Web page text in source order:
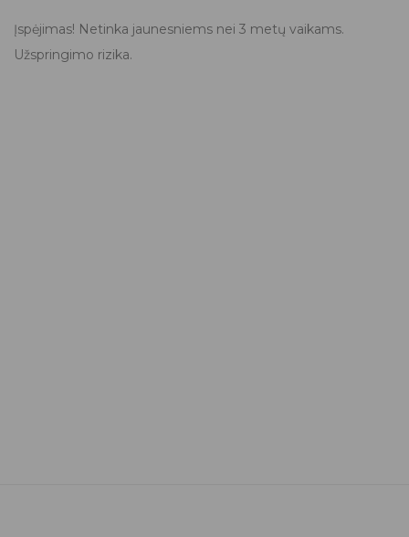
Įspėjimas! Netinka jaunesniems nei 3 metų vaikams.
Užspringimo rizika.